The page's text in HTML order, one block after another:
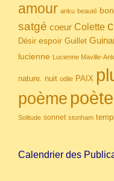
amour anku beauté
satgé coeur Colette
Désir espoir Guillet
lucienne Lucienne Maville-
nature. nuit odile PAIX
poème poète
Solitude sonnet stonham
Calendrier des